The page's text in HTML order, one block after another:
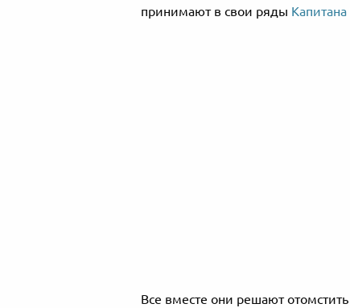
принимают в свои ряды
Все вместе они решают